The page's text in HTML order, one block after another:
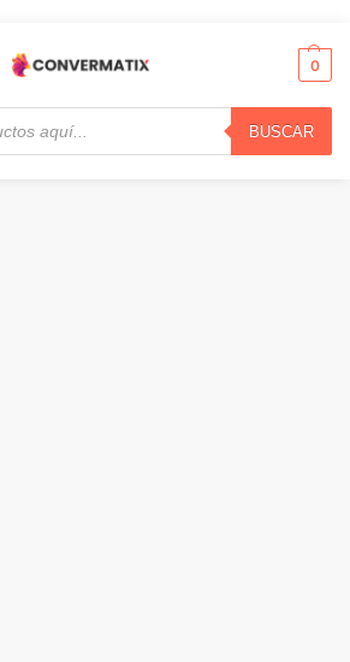
BUSCAR
0
Auriculares JBL Vibe Buds 2, Auriculares inalámbricos Bluetooth con micrófono, ANC, 40h (Blanco) · JBLVBUDS2WHTAM